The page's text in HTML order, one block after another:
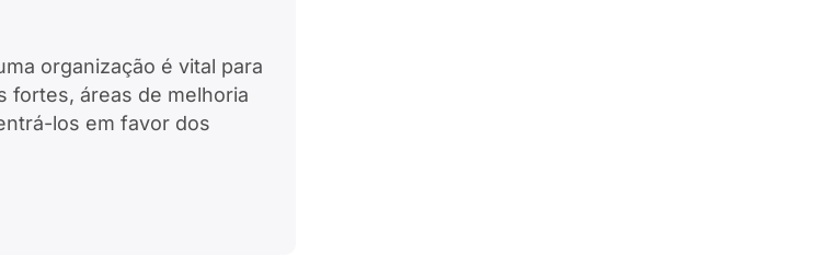
organização é vital para
fortes, áreas de melhoria
los em favor dos